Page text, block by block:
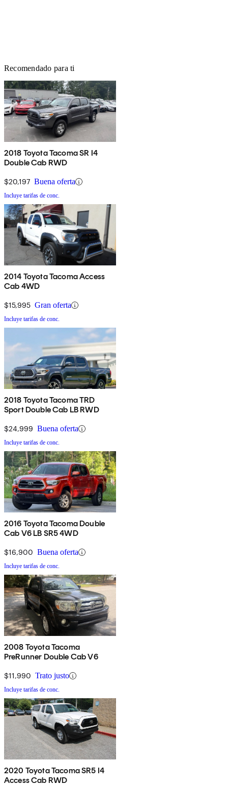
Recomendado para ti
2018 Toyota Tacoma SR I4
Double Cab RWD
$20,197 Buena oferta
Incluye tarifas de conc.
2014 Toyota Tacoma Access
Cab 4WD
$15,995 Gran oferta
Incluye tarifas de conc.
2018 Toyota Tacoma TRD
Sport Double Cab LB RWD
$24,999 Buena oferta
Incluye tarifas de conc.
2016 Toyota Tacoma Double
Cab V6 LB SR5 4WD
$16,900 Buena oferta
Incluye tarifas de conc.
2008 Toyota Tacoma
PreRunner Double Cab V6
$11,990 Trato justo
Incluye tarifas de conc.
2020 Toyota Tacoma SR5 I4
Access Cab RWD